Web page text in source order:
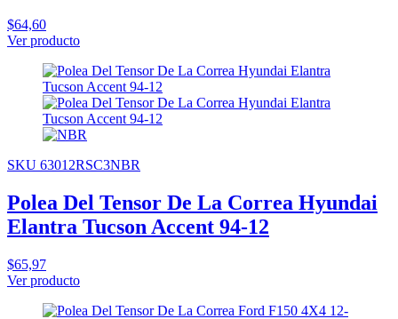
$64,60
Ver producto
SKU 63012RSC3NBR
Polea Del Tensor De La Correa Hyundai
Elantra Tucson Accent 94-12
$65,97
Ver producto